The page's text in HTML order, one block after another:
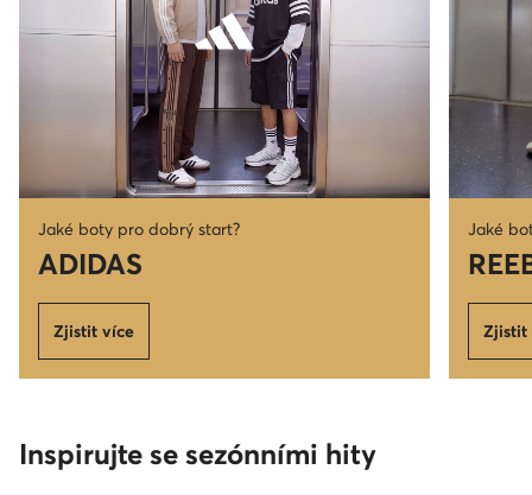
Jaké boty pro dobrý start?
ADIDAS
Zjistit více
Jaké
Zjistit
Inspirujte se sezónními hity